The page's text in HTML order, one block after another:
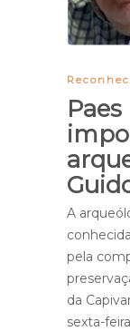
A
pela
da
sexta-